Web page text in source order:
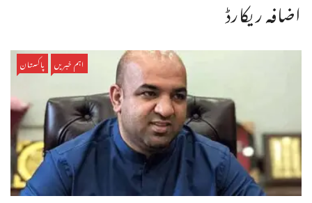
اضافہ ریکارڈ
اہم خبریں پاکستان